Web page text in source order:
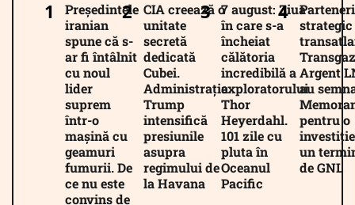
Președintele
iranian
spune că s-
ar fi întâlnit
cu noul
lider
suprem
într-o
mașină cu
geamuri
fumurii. De
ce nu este
convins de
CIA creează o
unitate
secretă
dedicată
Cubei.
Administrația
Trump
intensifică
presiunile
asupra
regimului de
la Havana
7 august: Ziua
în care s-a
încheiat
călătoria
incredibilă a
exploratorului
Thor
Heyerdahl.
101 zile cu
pluta în
Oceanul
Pacific
strategic
Argent
au
pentru o
un
de GNL